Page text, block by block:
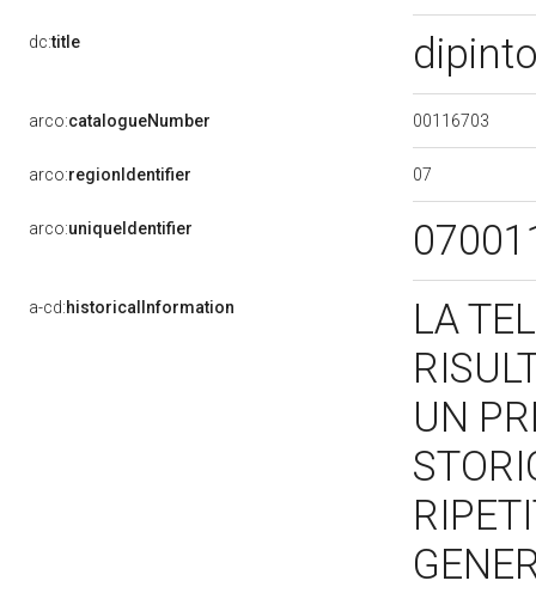
dc:title
arco:catalogueNumber 00116703
arco:regionIdentifier 07
arco:uniqueIdentifier
a-cd:historicalInformation
LA
UN